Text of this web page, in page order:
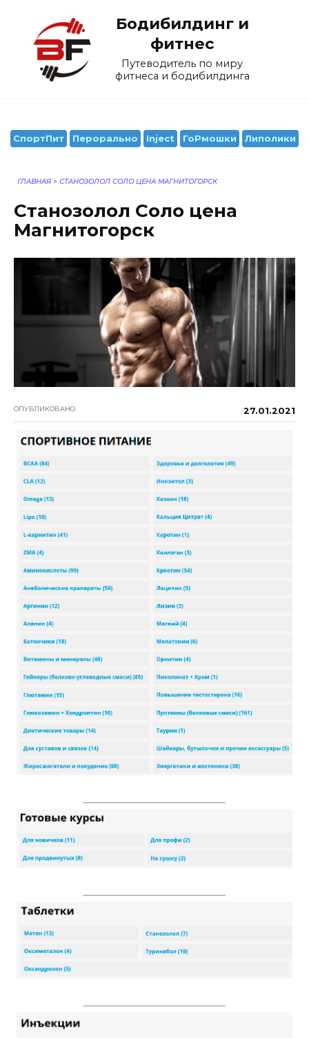
содержанию
Бодибилдинг и
фитнес
Путеводитель по миру
фитнеса и бодибилдинга
СпортПит Перорально Inject ГоРмошки Липолики
ГЛАВНАЯ > СТАНОЗОЛОЛ СОЛО ЦЕНА МАГНИТОГОРСК
Станозолол Соло цена
Магнитогорск
ОПУБЛИКОВАНО 27.01.2021